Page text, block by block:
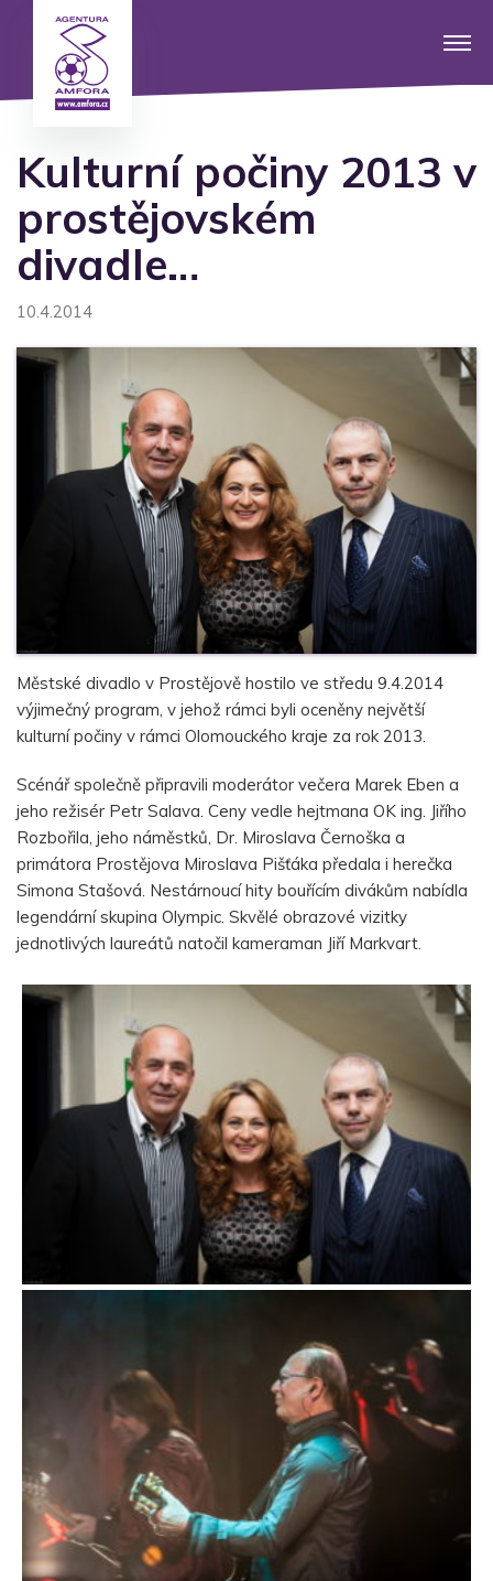
Kulturní počiny 2013 v
prostějovském
divadle…
10.4.2014
Městské divadlo v Prostějově hostilo ve středu 9.4.2014
výjimečný program, v jehož rámci byli oceněny největší
kulturní počiny v rámci Olomouckého kraje za rok 2013.
Scénář společně připravili moderátor večera Marek Eben a
jeho režisér Petr Salava. Ceny vedle hejtmana OK ing. Jiřího
Rozbořila, jeho náměstků, Dr. Miroslava Černoška a
primátora Prostějova Miroslava Pišťáka předala i herečka
Simona Stašová. Nestárnoucí hity bouřícím divákům nabídla
legendární skupina Olympic. Skvělé obrazové vizitky
jednotlivých laureátů natočil kameraman Jiří Markvart.